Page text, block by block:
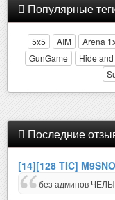
Популярные
5x5 AIM Arena
GunGame
Hide
Последние
[14][128 TIC]
без админов